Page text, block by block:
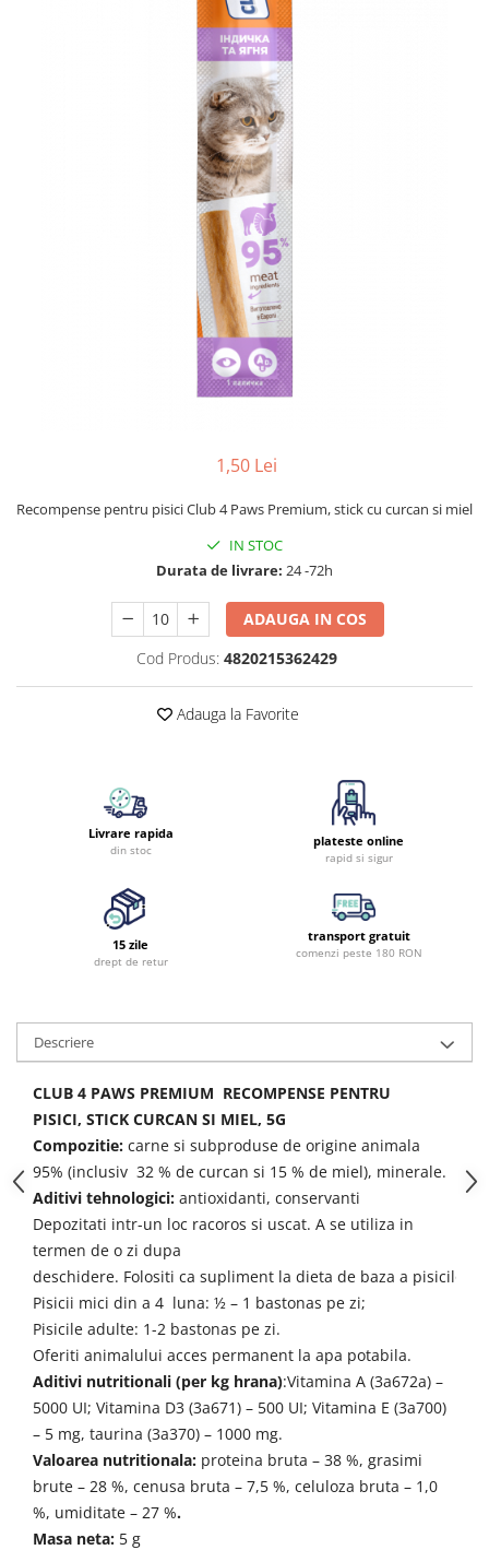
1,50 Lei
Recompense pentru pisici Club 4 Paws Premium, stick cu curcan si miel
IN STOC
Durata de livrare: 24 -72h
ADAUGA IN COS
Cod Produs: 4820215362429
Adauga la Favorite
Livrare rapida
din stoc
plateste online
rapid si sigur
15 zile
drept de retur
transport gratuit
comenzi peste 180 RON
Descriere
CLUB 4 PAWS PREMIUM RECOMPENSE PENTRU
PISICI, STICK CURCAN SI MIEL, 5G
Compozitie: carne si subproduse de origine animala
95% (inclusiv 32 % de curcan si 15 % de miel), minerale.
Aditivi tehnologici: antioxidanti, conservanti
Depozitati intr-un loc racoros si uscat. A se utiliza in
termen de o zi dupa
deschidere. Folositi ca supliment la dieta de baza a pisicilor.
Pisicii mici din a 4 luna: ½ – 1 bastonas pe zi;
Pisicile adulte: 1-2 bastonas pe zi.
Oferiti animalului acces permanent la apa potabila.
Aditivi nutritionali (per kg hrana):Vitamina A (3а672а) –
5000 UI; Vitamina D3 (3а671) – 500 UI; Vitamina E (3а700)
– 5 mg, taurina (3а370) – 1000 mg.
Valoarea nutritionala: proteina bruta – 38 %, grasimi
brute – 28 %, cenusa bruta – 7,5 %, celuloza bruta – 1,0
%, umiditate – 27 %.
Masa neta: 5 g